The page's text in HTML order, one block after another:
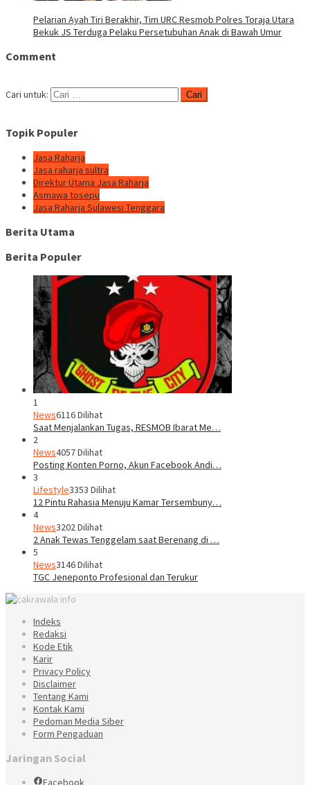
Pelarian Ayah Tiri Berakhir, Tim URC Resmob Polres Toraja Utara
Bekuk JS Terduga Pelaku Persetubuhan Anak di Bawah Umur
Comment
Cari untuk:
Topik Populer
Jasa Raharja
Jasa raharja sultra
Direktur Utama Jasa Raharja
Asmawa tosepu
Jasa Raharja Sulawesi Tenggara
Berita Utama
Berita Populer
1
News6116 Dilihat
Saat Menjalankan Tugas, RESMOB Ibarat Me…
2
News4057 Dilihat
Posting Konten Porno, Akun Facebook Andi…
3
Lifestyle3353 Dilihat
12 Pintu Rahasia Menuju Kamar Tersembuny…
4
News3202 Dilihat
2 Anak Tewas Tenggelam saat Berenang di …
5
News3146 Dilihat
TGC Jeneponto Profesional dan Terukur
Indeks
Redaksi
Kode Etik
Karir
Privacy Policy
Disclaimer
Tentang Kami
Kontak Kami
Pedoman Media Siber
Form Pengaduan
Jaringan Social